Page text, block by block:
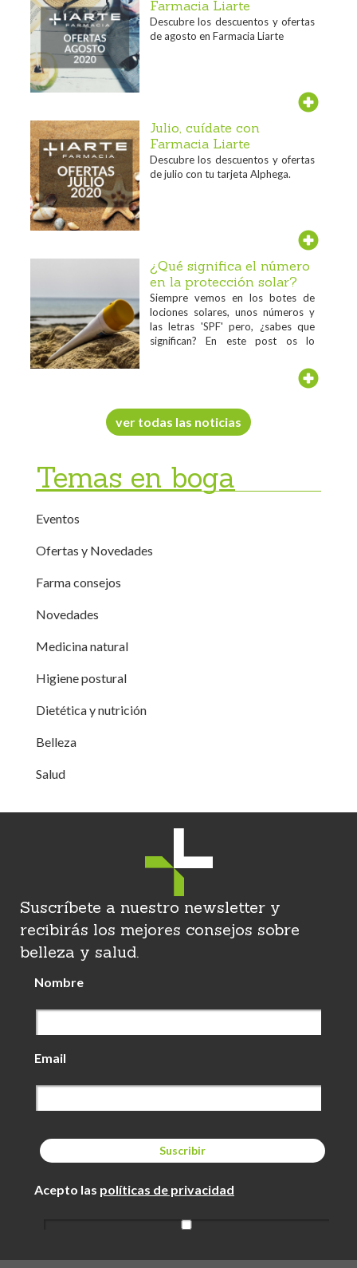
Farmacia Liarte
Descubre los descuentos y ofertas
de agosto en Farmacia Liarte
Julio, cuídate con
Farmacia Liarte
Descubre los descuentos y ofertas
de julio con tu tarjeta Alphega.
¿Qué significa el número
en la protección solar?
Siempre vemos en los botes de
lociones solares, unos números y
las letras 'SPF' pero, ¿sabes que
significan? En este post os lo
ver todas las noticias
Temas en boga
Eventos
Ofertas y Novedades
Farma consejos
Novedades
Medicina natural
Higiene postural
Dietética y nutrición
Belleza
Salud
Suscríbete a nuestro newsletter y
recibirás los mejores consejos sobre
belleza y salud.
Nombre
Email
Acepto las políticas de privacidad